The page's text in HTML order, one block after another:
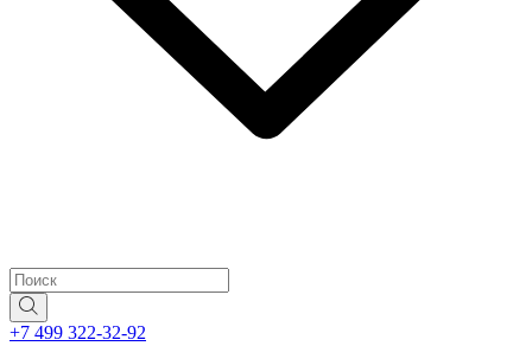
+7 499 322-32-92